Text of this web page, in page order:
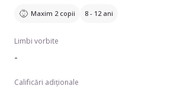
Maxim 2 copii 8 - 12 ani
Limbi vorbite
-
Calificări adiționale